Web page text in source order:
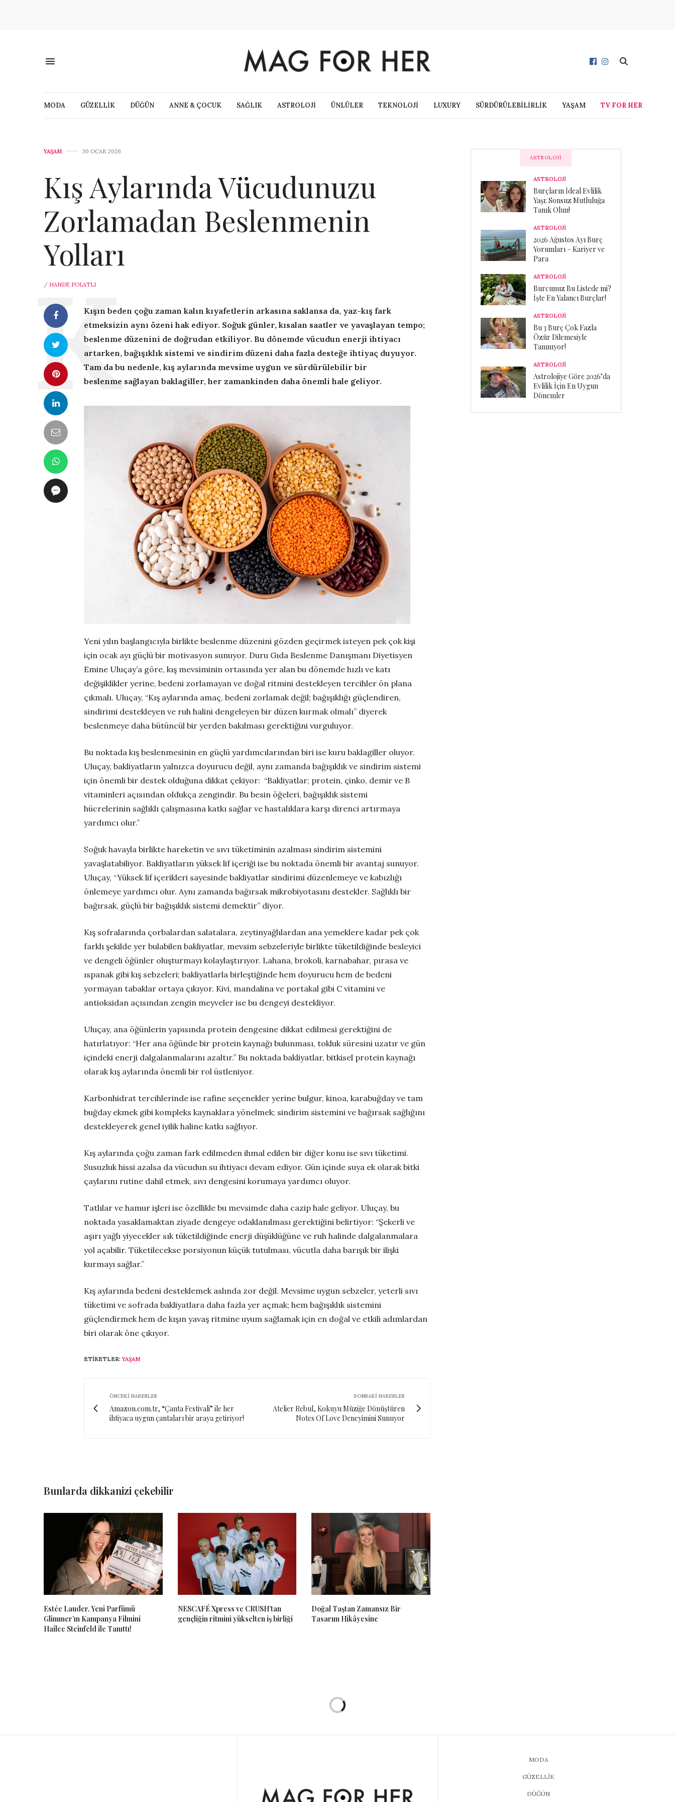
MODA GÜZELLİK DÜĞÜN ANNE & ÇOCUK SAĞLIK ASTROLOJİ ÜNLÜLER TEKNOLOJİ LUXURY SÜRDÜRÜLEBİLİRLİK YAŞAM TV FOR HER
YAŞAM 30 OCAK 2026
Kış Aylarında Vücudunuzu
Zorlamadan Beslenmenin
Yolları
/ HANDE POLATLI
Kışın beden çoğu zaman kalın kıyafetlerin arkasına saklansa da, yaz-kış fark
etmeksizin aynı özeni hak ediyor. Soğuk günler, kısalan saatler ve yavaşlayan tempo;
beslenme düzenini de doğrudan etkiliyor. Bu dönemde vücudun enerji ihtiyacı
artarken, bağışıklık sistemi ve sindirim düzeni daha fazla desteğe ihtiyaç duyuyor.
Tam da bu nedenle, kış aylarında mevsime uygun ve sürdürülebilir bir
beslenme sağlayan baklagiller, her zamankinden daha önemli hale geliyor.
Yeni yılın başlangıcıyla birlikte beslenme düzenini gözden geçirmek isteyen pek çok kişi
için ocak ayı güçlü bir motivasyon sunuyor. Duru Gıda Beslenme Danışmanı Diyetisyen
Emine Uluçay’a göre, kış mevsiminin ortasında yer alan bu dönemde hızlı ve katı
değişiklikler yerine, bedeni zorlamayan ve doğal ritmini destekleyen tercihler ön plana
çıkmalı. Uluçay, “Kış aylarında amaç, bedeni zorlamak değil; bağışıklığı güçlendiren,
sindirimi destekleyen ve ruh halini dengeleyen bir düzen kurmak olmalı” diyerek
beslenmeye daha bütüncül bir yerden bakılması gerektiğini vurguluyor.
Bu noktada kış beslenmesinin en güçlü yardımcılarından biri ise kuru baklagiller oluyor.
Uluçay, bakliyatların yalnızca doyurucu değil, aynı zamanda bağışıklık ve sindirim sistemi
için önemli bir destek olduğuna dikkat çekiyor: “Bakliyatlar; protein, çinko, demir ve B
vitaminleri açısından oldukça zengindir. Bu besin öğeleri, bağışıklık sistemi
hücrelerinin sağlıklı çalışmasına katkı sağlar ve hastalıklara karşı direnci artırmaya
yardımcı olur.”
Soğuk havayla birlikte hareketin ve sıvı tüketiminin azalması sindirim sistemini
yavaşlatabiliyor. Bakliyatların yüksek lif içeriği ise bu noktada önemli bir avantaj sunuyor.
Uluçay, “Yüksek lif içerikleri sayesinde bakliyatlar sindirimi düzenlemeye ve kabızlığı
önlemeye yardımcı olur. Aynı zamanda bağırsak mikrobiyotasını destekler. Sağlıklı bir
bağırsak, güçlü bir bağışıklık sistemi demektir” diyor.
Kış sofralarında çorbalardan salatalara, zeytinyağlılardan ana yemeklere kadar pek çok
farklı şekilde yer bulabilen bakliyatlar, mevsim sebzeleriyle birlikte tüketildiğinde besleyici
ve dengeli öğünler oluşturmayı kolaylaştırıyor. Lahana, brokoli, karnabahar, pırasa ve
ıspanak gibi kış sebzeleri; bakliyatlarla birleştiğinde hem doyurucu hem de bedeni
yormayan tabaklar ortaya çıkıyor. Kivi, mandalina ve portakal gibi C vitamini ve
antioksidan açısından zengin meyveler ise bu dengeyi destekliyor.
Uluçay, ana öğünlerin yapısında protein dengesine dikkat edilmesi gerektiğini de
hatırlatıyor: “Her ana öğünde bir protein kaynağı bulunması, tokluk süresini uzatır ve gün
içindeki enerji dalgalanmalarını azaltır.” Bu noktada bakliyatlar, bitkisel protein kaynağı
olarak kış aylarında önemli bir rol üstleniyor.
Karbonhidrat tercihlerinde ise rafine seçenekler yerine bulgur, kinoa, karabuğday ve tam
buğday ekmek gibi kompleks kaynaklara yönelmek; sindirim sistemini ve bağırsak sağlığını
destekleyerek genel iyilik haline katkı sağlıyor.
Kış aylarında çoğu zaman fark edilmeden ihmal edilen bir diğer konu ise sıvı tüketimi.
Susuzluk hissi azalsa da vücudun su ihtiyacı devam ediyor. Gün içinde suya ek olarak bitki
çaylarını rutine dahil etmek, sıvı dengesini korumaya yardımcı oluyor.
Tatlılar ve hamur işleri ise özellikle bu mevsimde daha cazip hale geliyor. Uluçay, bu
noktada yasaklamaktan ziyade dengeye odaklanılması gerektiğini belirtiyor: “Şekerli ve
aşırı yağlı yiyecekler sık tüketildiğinde enerji düşüklüğüne ve ruh halinde dalgalanmalara
yol açabilir. Tüketilecekse porsiyonun küçük tutulması, vücutla daha barışık bir ilişki
kurmayı sağlar.”
Kış aylarında bedeni desteklemek aslında zor değil. Mevsime uygun sebzeler, yeterli sıvı
tüketimi ve sofrada bakliyatlara daha fazla yer açmak; hem bağışıklık sistemini
güçlendirmek hem de kışın yavaş ritmine uyum sağlamak için en doğal ve etkili adımlardan
biri olarak öne çıkıyor.
ETIKETLER:YAŞAM
ÖNCEKI HABERLER
Amazon.com.tr, “Çanta Festivali” ile her
ihtiyaca uygun çantaları bir araya getiriyor!
SONRAKI HABERLER
Atelier Rebul, Kokuyu Müziğe Dönüştüren
Notes Of Love Deneyimini Sunuyor
Bunlarda dikkanizi çekebilir
Estée Lauder, Yeni Parfümü
Glimmer’ın Kampanya Filmini
Hailee Steinfeld ile Tanıttı!
NESCAFÉ Xpress ve CRUSH’tan
gençliğin ritmini yükselten iş birliği
Doğal Taştan Zamansız Bir
Tasarım Hikâyesine
ASTROLOJI
ASTROLOJİ
Burçların İdeal Evlilik
Yaşı: Sonsuz Mutluluğa
Tanık Olun!
ASTROLOJİ
2026 Ağustos Ayı Burç
Yorumları – Kariyer ve
Para
ASTROLOJİ
Burcunuz Bu Listede mi?
İşte En Yalancı Burçlar!
ASTROLOJİ
Bu 3 Burç Çok Fazla
Özür Dilemesiyle
Tanınıyor!
ASTROLOJİ
Astrolojiye Göre 2026’da
Evlilik İçin En Uygun
Dönemler
MODA
GÜZELLİK
DÜĞÜN